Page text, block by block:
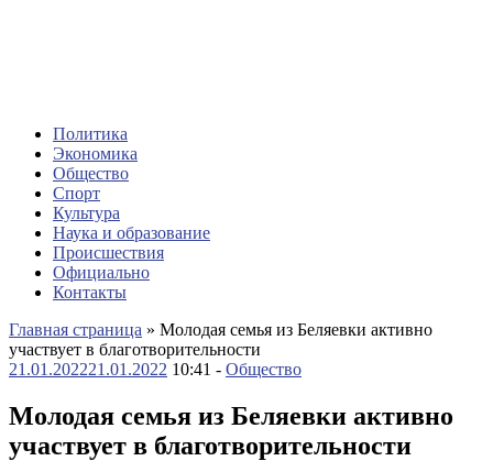
Политика
Экономика
Общество
Спорт
Культура
Наука и образование
Происшествия
Официально
Контакты
Главная страница » Молодая семья из Беляевки активно
участвует в благотворительности
21.01.202221.01.2022 10:41 - Общество
Молодая семья из Беляевки активно
участвует в благотворительности